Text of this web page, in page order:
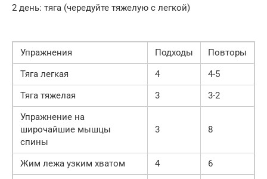
2 день: тяга (чередуйте тяжелую с легкой)
Упражнения Подходы
Повторы
Тяга легкая
4
4-5
Тяга тяжелая
3
3-2
Упражнение на
широчайшие мышцы
спины
3 8
Жим лежа узким хватом 4
6